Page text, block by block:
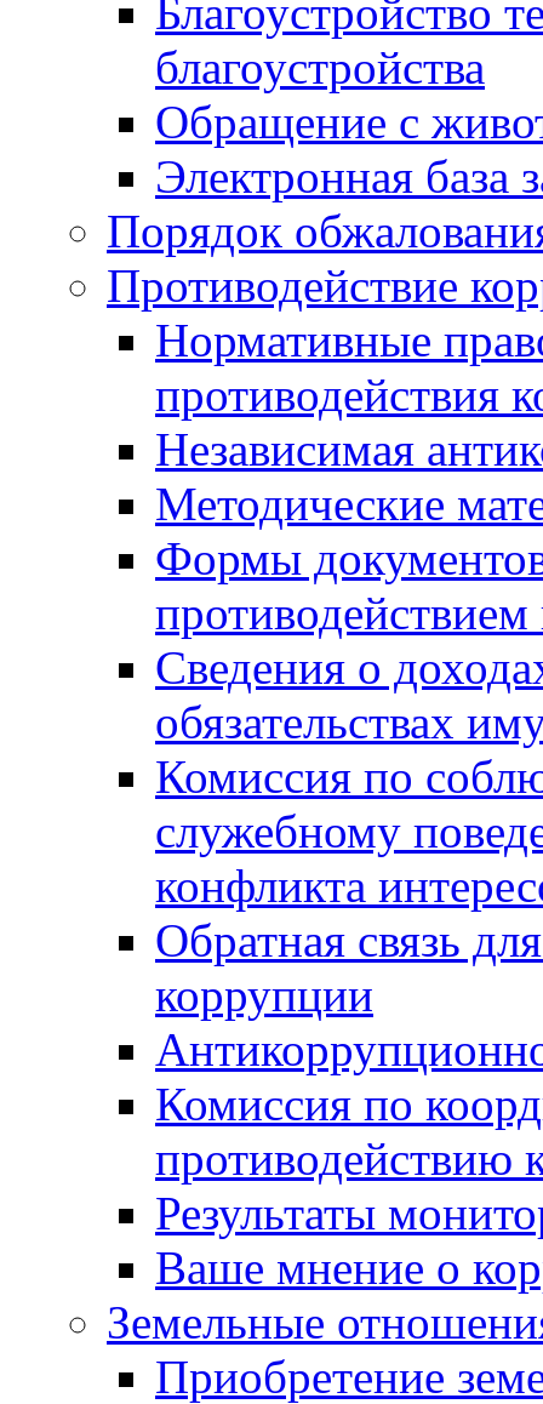
Благоустройство
благоустройства
Обращение с
Электронная база
Порядок
Противодействие
Нормативные
противодействия
Независимая
Методические
Формы
Сведения о
обязательствах
Комиссия по
служебному
конфликта
Обратная связь
коррупции
Комиссия по
противодействию
Результаты
Ваше мнение о
Земельные
Приобретение